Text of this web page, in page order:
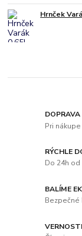
Hrnček
Pri
RÝCHLE
Do 24h
BALÍME
Bezpečné